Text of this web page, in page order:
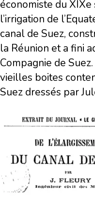
économiste du
l’irrigation de
canal de Suez,
la Réunion et a fini
Compagnie de
vieilles boites
Suez dressés par